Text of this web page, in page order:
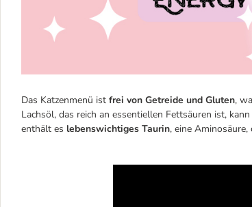
Das Katzenmenü ist frei von Getreide und Gluten,
Lachsöl, das reich an essentiellen Fettsäuren ist,
enthält es lebenswichtiges Taurin, eine